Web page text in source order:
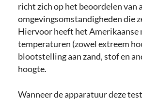
richt zich op het beoordelen van
omgevingsomstandigheden die
Hiervoor heeft het
temperaturen (zowel extreem
blootstelling aan zand, stof en
hoogte.
Wanneer de apparatuur deze